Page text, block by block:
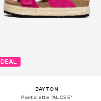
DEAL
BAYTON
Pantolette 'ALCEE'